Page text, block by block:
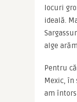
locuri
ideală.
alge
Pentru
Mexic, în
am întors